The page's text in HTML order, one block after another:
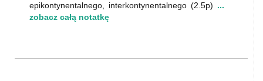
epikontynentalnego, interkontynentalnego (2.5p) ...
zobacz całą notatkę